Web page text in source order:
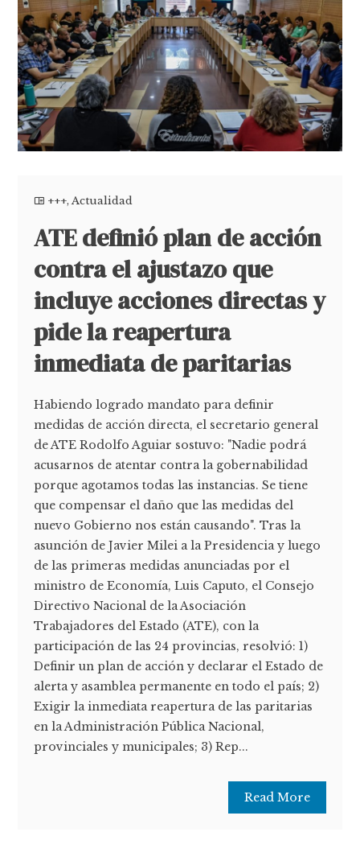
+++,Actualidad
ATE definió plan de acción
contra el ajustazo que
incluye acciones directas y
pide la reapertura
inmediata de paritarias
Habiendo logrado mandato para definir
medidas de acción directa, el secretario general
de ATE Rodolfo Aguiar sostuvo: "Nadie podrá
acusarnos de atentar contra la gobernabilidad
porque agotamos todas las instancias. Se tiene
que compensar el daño que las medidas del
nuevo Gobierno nos están causando". Tras la
asunción de Javier Milei a la Presidencia y luego
de las primeras medidas anunciadas por el
ministro de Economía, Luis Caputo, el Consejo
Directivo Nacional de la Asociación
Trabajadores del Estado (ATE), con la
participación de las 24 provincias, resolvió: 1)
Definir un plan de acción y declarar el Estado de
alerta y asamblea permanente en todo el país; 2)
Exigir la inmediata reapertura de las paritarias
en la Administración Pública Nacional,
provinciales y municipales; 3) Rep...
Read More